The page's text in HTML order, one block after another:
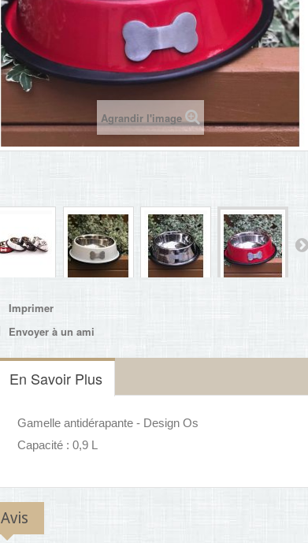
Agrandir l'image
Imprimer
Envoyer à un ami
En Savoir Plus
Gamelle antidérapante - Design Os
Capacité : 0,9 L
Avis